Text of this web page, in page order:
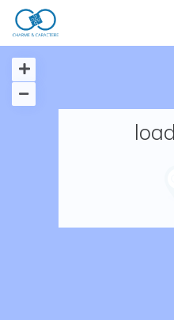
Accueil
Nos adresses en